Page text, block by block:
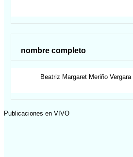
nombre completo
Beatriz Margaret Meriño Vergara
Publicaciones en VIVO